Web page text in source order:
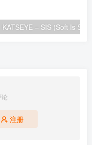
注册